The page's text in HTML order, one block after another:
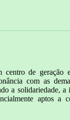
de geração
com as
a solidariedade, a
aptos a